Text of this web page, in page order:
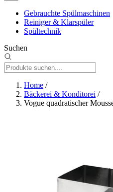
Gebrauchte Spülmaschinen
Reiniger & Klarspüler
Spültechnik
Suchen
Home /
Bäckerei & Konditorei /
Vogue quadratischer